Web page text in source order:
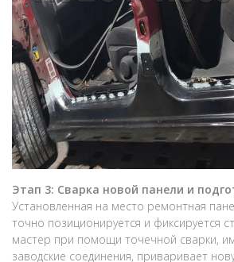
Этап 3: Сварка новой панели и
Установленная на место ремонтная
точно позиционируется и фиксируется
мастер при помощи точечной сварки,
заводские соединения, приваривает